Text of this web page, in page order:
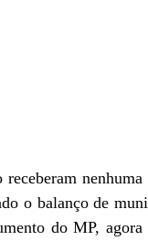
o balanço de
do MP,